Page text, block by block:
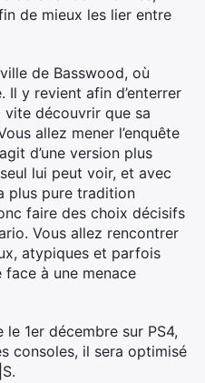
de mieux les lier entre
de Basswood, où
Il y revient afin d’enterrer
vite découvrir que sa
allez mener l’enquête
d’une version plus
lui peut voir, et avec
plus pure tradition
faire des choix décisifs
Vous allez rencontrer
atypiques et parfois
à une menace
1er décembre sur PS4,
consoles, il sera optimisé
×